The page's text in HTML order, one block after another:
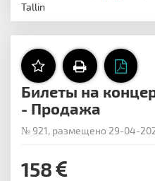
Tallin
Билеты на
- Продажа
№ 921, размещено 29-04-
158